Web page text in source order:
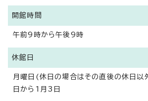
開館時間
午前9時から午後9時
休館日
月曜日(休日の場合はその直後の休日
日から1月3日